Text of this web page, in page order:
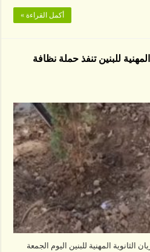
أكمل القراءة »
للبنين تنفذ حملة نظافة
الثانوية المهنية للبنين اليوم الجمعة